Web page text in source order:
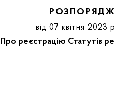
від 07 квітня
Про реєстрацію Статутів